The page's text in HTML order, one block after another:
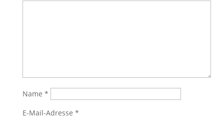
Name *
E-Mail-Adresse *